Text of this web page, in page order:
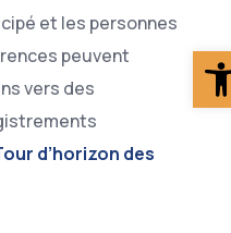
et les personnes
peuvent
vers des
d’horizon des